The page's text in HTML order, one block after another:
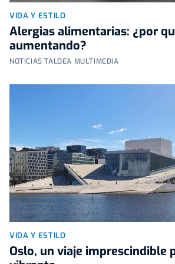
VIDA Y ESTILO
Alergias alimentarias: ¿por
aumentando?
NOTICIAS TALDEA MULTIMEDIA
VIDA Y ESTILO
Oslo, un viaje imprescindible